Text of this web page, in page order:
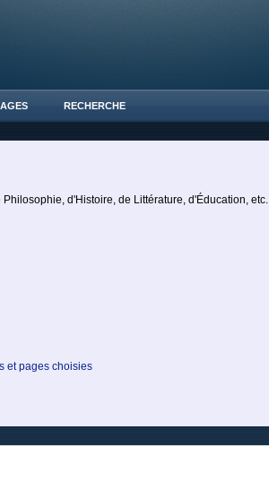
RECHERCHE
d'Histoire, de Littérature, d'Éducation, etc.
et pages choisies